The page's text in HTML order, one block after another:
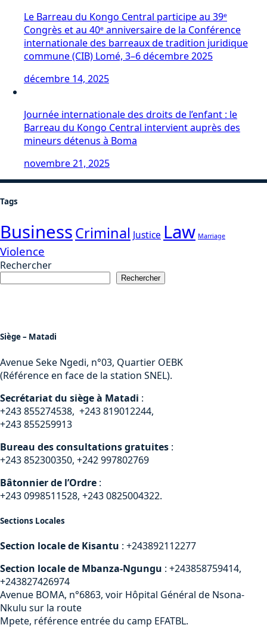
Le Barreau du Kongo Central participe au 39ᵉ
Congrès et au 40ᵉ anniversaire de la Conférence
internationale des barreaux de tradition juridique
commune (CIB) Lomé, 3–6 décembre 2025
décembre 14, 2025
Journée internationale des droits de l’enfant : le
Barreau du Kongo Central intervient auprès des
mineurs détenus à Boma
novembre 21, 2025
Tags
BusinessCriminal Justice Law Marriage
Violence
Rechercher
Rechercher
Siège – Matadi
Avenue Seke Ngedi, n°03, Quartier OEBK
(Référence en face de la station SNEL).
Secrétariat du siège à Matadi :
+243 855274538, +243 819012244,
+243 855259913
Bureau des consultations gratuites :
+243 852300350, +242 997802769
Bâtonnier de l’Ordre :
+243 0998511528, +243 0825004322.
Sections Locales
Section locale de Kisantu : +243892112277
Section locale de Mbanza-Ngungu : +243858759414,
+243827426974
Avenue BOMA, n°6863, voir Hôpital Général de Nsona-
Nkulu sur la route
Mpete, référence entrée du camp EFATBL.